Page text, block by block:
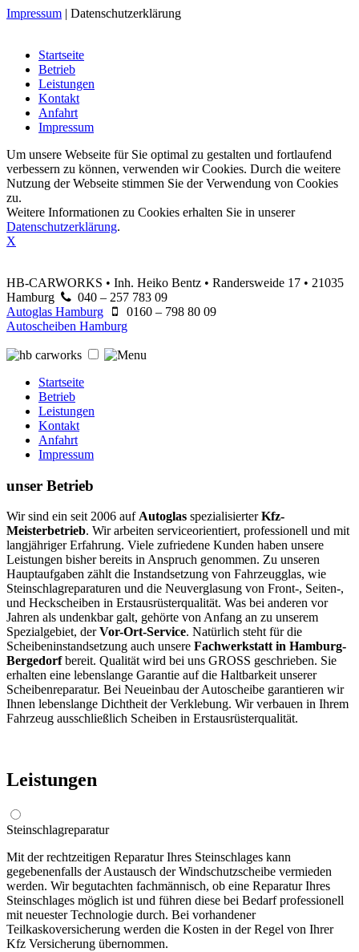
Impressum | Datenschutzerklärung
Startseite
Betrieb
Leistungen
Kontakt
Anfahrt
Impressum
Um unsere Webseite für Sie optimal zu gestalten und fortlaufend
verbessern zu können, verwenden wir Cookies. Durch die weitere
Nutzung der Webseite stimmen Sie der Verwendung von Cookies
zu.
Weitere Informationen zu Cookies erhalten Sie in unserer
Datenschutzerklärung.
X
HB-CARWORKS • Inh. Heiko Bentz • Randersweide 17 • 21035
Hamburg
040 – 257 783 09
Autoglas Hamburg
0160 – 798 80 09
Autoscheiben Hamburg
Startseite
Betrieb
Leistungen
Kontakt
Anfahrt
Impressum
unser Betrieb
Wir sind ein seit 2006 aufAutoglas spezialisierterKfz-
Meisterbetrieb. Wir arbeiten serviceorientiert, professionell und mit
langjähriger Erfahrung. Viele zufriedene Kunden haben unsere
Leistungen bisher bereits in Anspruch genommen. Zu unseren
Hauptaufgaben zählt die Instandsetzung von Fahrzeugglas, wie
Steinschlagreparaturen und die Neuverglasung von Front-, Seiten-,
und Heckscheiben in Erstausrüsterqualität. Was bei anderen vor
Jahren als undenkbar galt, gehörte von Anfang an zu unserem
Spezialgebiet, derVor-Ort-Service. Natürlich steht für die
Scheibeninstandsetzung auch unsere Fachwerkstatt in Hamburg-
Bergedorfbereit. Qualität wird bei uns GROSS geschrieben. Sie
erhalten eine lebenslange Garantie auf die Haltbarkeit unserer
Scheibenreparatur. Bei Neueinbau der Autoscheibe garantieren wir
Ihnen lebenslange Dichtheit der Verklebung. Wir verbauen in Ihrem
Fahrzeug ausschließlich Scheiben in Erstausrüsterqualität.
Leistungen
Steinschlagreparatur
Mit der rechtzeitigen Reparatur Ihres Steinschlages kann
gegebenenfalls der Austausch der Windschutzscheibe vermieden
werden. Wir begutachten fachmännisch, ob eine Reparatur Ihres
Steinschlages möglich ist und führen diese bei Bedarf professionell
mit neuester Technologie durch. Bei vorhandener
Teilkaskoversicherung werden die Kosten in der Regel von Ihrer
Kfz Versicherung übernommen.